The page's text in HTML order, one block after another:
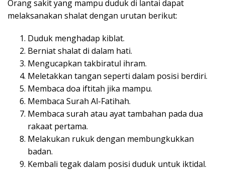
Orang sakit yang mampu duduk di lantai dapat
melaksanakan shalat dengan urutan berikut:
Duduk menghadap kiblat.
Berniat shalat di dalam hati.
Mengucapkan takbiratul ihram.
Meletakkan tangan seperti dalam posisi berdiri.
Membaca doa iftitah jika mampu.
Membaca Surah Al-Fatihah.
Membaca surah atau ayat tambahan pada dua
rakaat pertama.
Melakukan rukuk dengan membungkukkan
badan.
Kembali tegak dalam posisi duduk untuk iktidal.